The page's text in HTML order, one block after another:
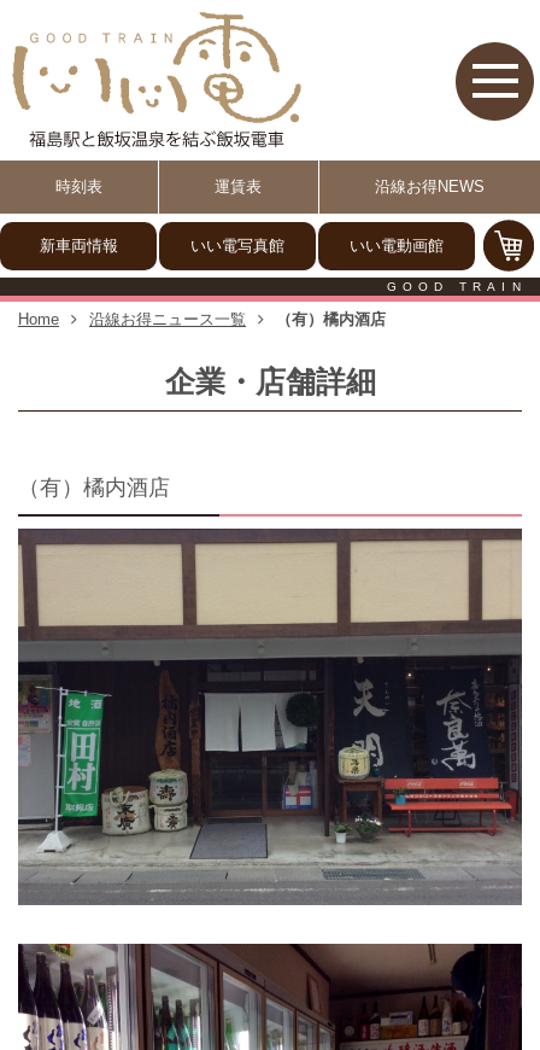
時刻表 運賃表 沿線お得NEWS
新車両情報 いい電写真館 いい電動画館
GOOD TRAIN
Home 沿線お得ニュース一覧 （有）橘内酒店
企業・店舗詳細
（有）橘内酒店